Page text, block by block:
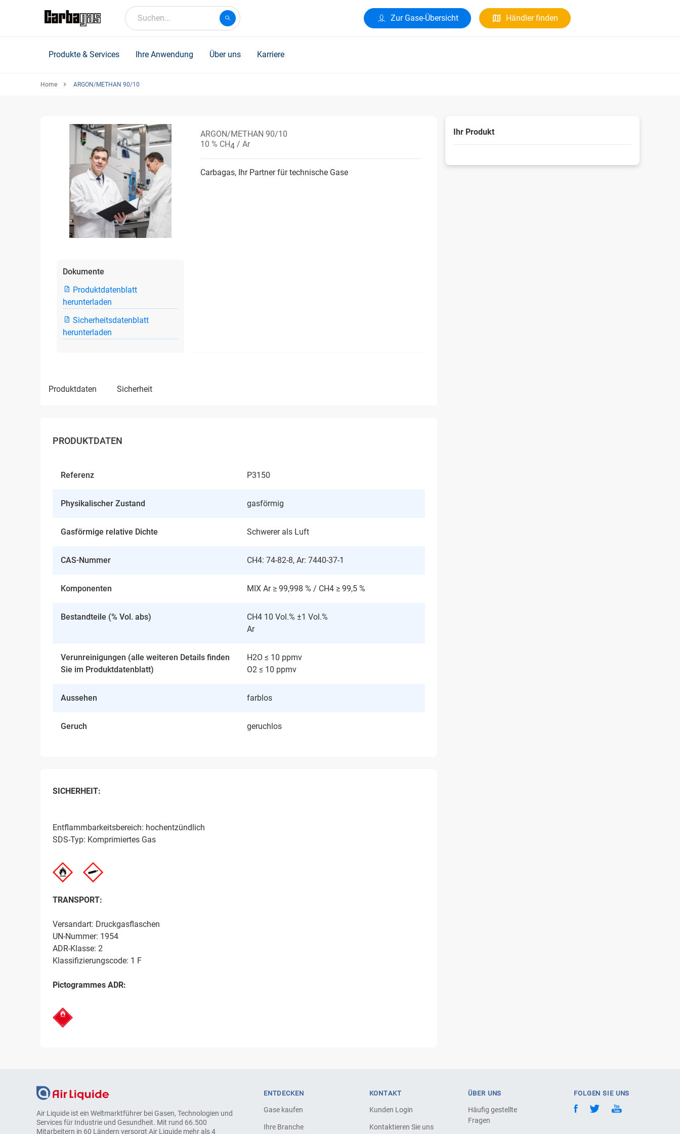
Suchen... Zur Gase-Übersicht Händler finden
Produkte & Services Ihre Anwendung Über uns Karriere
Home ARGON/METHAN 90/10
Dokumente
Produktdatenblatt
herunterladen
Sicherheitsdatenblatt
herunterladen
ARGON/METHAN 90/10
10 % CH4 / Ar
Carbagas, Ihr Partner für technische Gase
produktdaten sicherheit
PRODUKTDATEN
Referenz P3150
Physikalischer Zustand gasförmig
Gasförmige relative Dichte Schwerer als Luft
CAS-Nummer CH4: 74-82-8, Ar: 7440-37-1
Komponenten MIX Ar ≥ 99,998 % / CH4 ≥ 99,5 %
Bestandteile (% Vol. abs)
CH4 10 Vol.% ±1 Vol.%
Ar
Verunreinigungen (alle weiteren Details finden
Sie im Produktdatenblatt)
H2O ≤ 10 ppmv
O2 ≤ 10 ppmv
Aussehen farblos
Geruch geruchlos
SICHERHEIT:
Entflammbarkeitsbereich: hochentzündlich
SDS-Typ: Komprimiertes Gas
TRANSPORT:
Versandart: Druckgasflaschen
UN-Nummer: 1954
ADR-Klasse: 2
Klassifizierungscode: 1 F
Pictogrammes ADR:
Ihr Produkt
Air Liquide ist ein Weltmarktführer bei Gasen, Technologien und
Services für Industrie und Gesundheit. Mit rund 66.500
Mitarbeitern in 60 Ländern versorgt Air Liquide mehr als 4
ENTDECKEN
Gase kaufen
Ihre Branche
KONTAKT
Kunden Login
Kontaktieren Sie uns
ÜBER UNS
Häufig gestellte
Fragen
FOLGEN SIE UNS